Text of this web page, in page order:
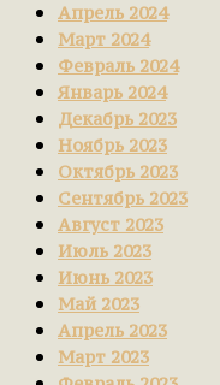
Апрель 2024
Март 2024
Февраль 2024
Январь 2024
Декабрь 2023
Ноябрь 2023
Октябрь 2023
Сентябрь 2023
Август 2023
Июль 2023
Июнь 2023
Май 2023
Апрель 2023
Март 2023